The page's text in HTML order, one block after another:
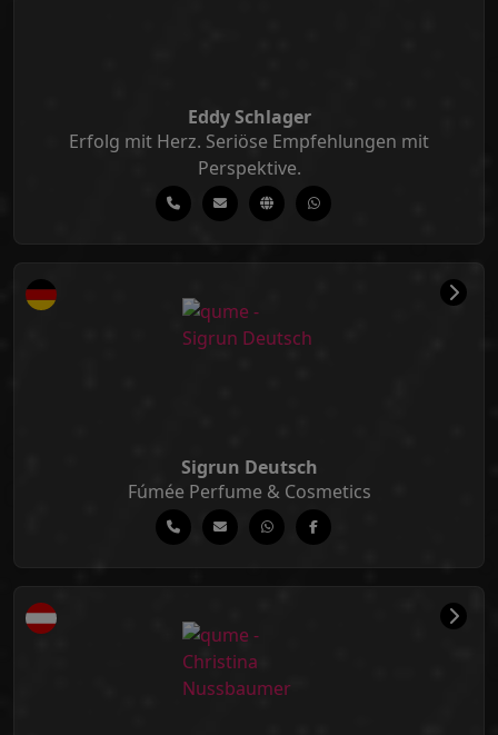
Eddy Schlager
Erfolg mit Herz. Seriöse Empfehlungen mit
Perspektive.
Sigrun Deutsch
Fúmée Perfume & Cosmetics